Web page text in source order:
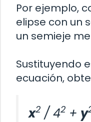
Por ejemplo,
elipse con un
un semieje
Sustituyendo
ecuación,
x2 / 42 + y